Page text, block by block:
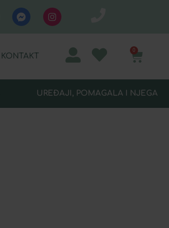
KONTAKT
0
UREĐAJI, POMAGALA I NJEGA